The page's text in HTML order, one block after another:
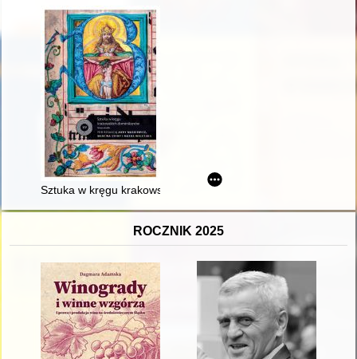
Sztuka w kręgu krakowskich dominikanów : dziesięć lat później
ROCZNIK 2025